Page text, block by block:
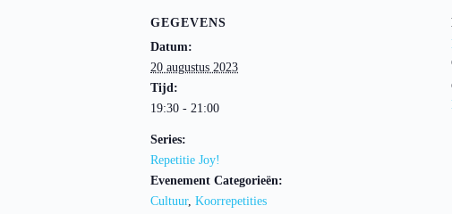
GEGEVENS
Datum:
20 augustus 2023
Tijd:
19:30 - 21:00
Series:
Repetitie Joy!
Evenement Categorieën:
Cultuur, Koorrepetities